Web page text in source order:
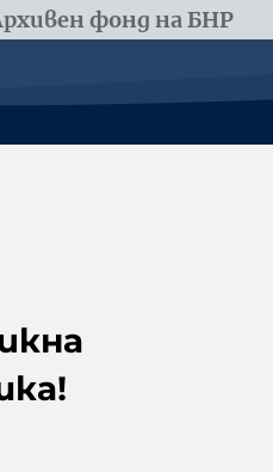
фонд на БНР